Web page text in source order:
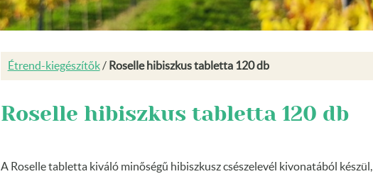
Étrend-kiegészítők/ Roselle hibiszkus tabletta 120 db
Roselle hibiszkus tabletta 120 db
A Roselle tabletta kiváló minőségű hibiszkusz csészelevél kivonatából készül,